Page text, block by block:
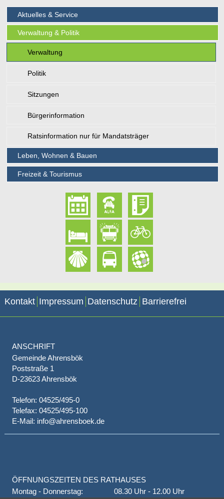
Aktuelles & Service
Verwaltung & Politik
Verwaltung
Politik
Sitzungen
Bürgerinformation
Ratsinformation nur für Mandatsträger
Leben, Wohnen & Bauen
Freizeit & Tourismus
Kontakt Impressum Datenschutz Barrierefrei
ANSCHRIFT
Gemeinde Ahrensbök
Poststraße 1
D-23623 Ahrensbök
Telefon: 04525/495-0
Telefax: 04525/495-100
E-Mail: info@ahrensboek.de
ÖFFNUNGSZEITEN DES RATHAUSES
Montag - Donnerstag:
08.30 Uhr - 12.00 Uhr